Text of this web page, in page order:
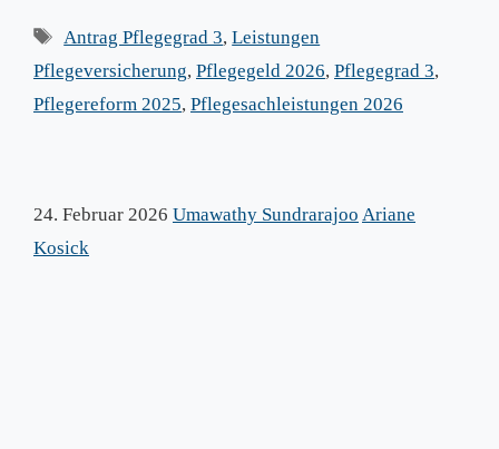
Schlagwörter
Antrag Pflegegrad 3,Leistungen
Pflegeversicherung, Pflegegeld 2026, Pflegegrad 3,
Pflegereform 2025, Pflegesachleistungen 2026
24. Februar 2026 Umawathy Sundrarajoo Ariane
Kosick